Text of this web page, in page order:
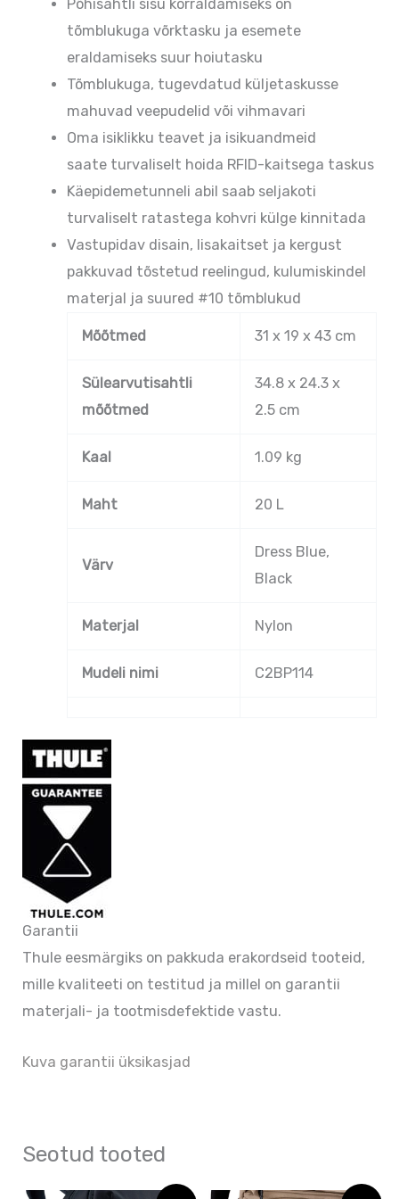
Põhisahtli sisu korraldamiseks on
tõmblukuga võrktasku ja esemete
eraldamiseks suur hoiutasku
Tõmblukuga, tugevdatud küljetaskusse
mahuvad veepudelid või vihmavari
Oma isiklikku teavet ja isikuandmeid
saate turvaliselt hoida RFID-kaitsega taskus
Käepidemetunneli abil saab seljakoti
turvaliselt ratastega kohvri külge kinnitada
Vastupidav disain, lisakaitset ja kergust
pakkuvad tõstetud reelingud, kulumiskindel
materjal ja suured #10 tõmblukud
Mõõtmed 31 x 19 x 43 cm
Sülearvutisahtli
mõõtmed
34.8 x 24.3 x
2.5 cm
Kaal 1.09 kg
Maht 20 L
Värv
Dress Blue,
Black
Materjal Nylon
Mudeli nimi C2BP114
Garantii
Thule eesmärgiks on pakkuda erakordseid tooteid,
mille kvaliteeti on testitud ja millel on garantii
materjali- ja tootmisdefektide vastu.
Kuva garantii üksikasjad
Seotud tooted